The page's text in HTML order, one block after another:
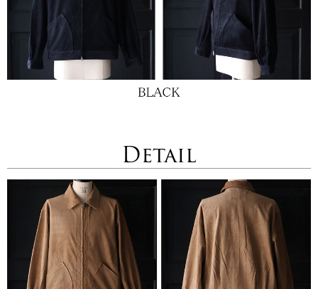
Detail